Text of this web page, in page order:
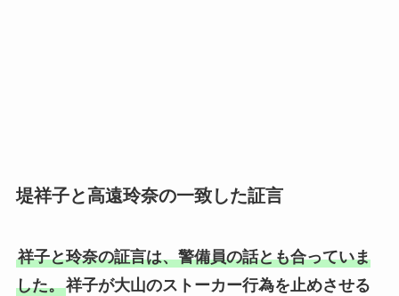
堤祥子と高遠玲奈の一致した証言
祥子と玲奈の証言は、警備員の話とも合っていま
した。祥子が大山のストーカー行為を止めさせる